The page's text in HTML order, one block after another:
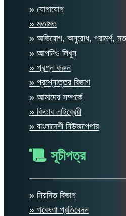
» যোগাযোগ
» মতামত
» অভিযোগ, অনুরোধ, পরামর্শ,
» আপনিও লিখুন
» প্রশ্ন করুন
» প্রশ্নোত্তর বিভাগ
» আমাদের সম্পর্কে
» কিতাব লাইব্রেরী
» বাংলাদেশী নিউজপেপার
সূচীপত্র
» নিয়মিত বিভাগ
» গবেষণা প্রতিবেদন